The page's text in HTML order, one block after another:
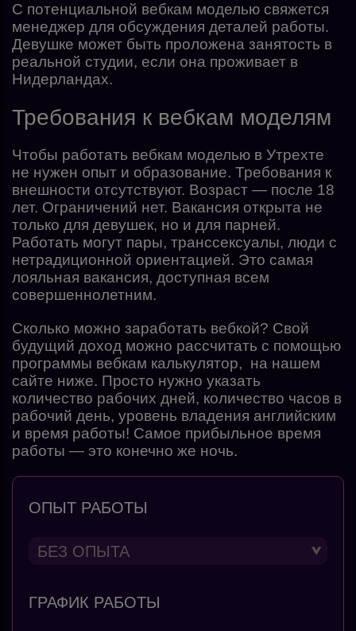
С потенциальной вебкам моделью свяжется
менеджер для обсуждения деталей работы.
Девушке может быть проложена занятость в
реальной студии, если она проживает в
Нидерландах.
Требования к вебкам моделям
Чтобы работать вебкам моделью в Утрехте
не нужен опыт и образование. Требования к
внешности отсутствуют. Возраст — после 18
лет. Ограничений нет. Вакансия открыта не
только для девушек, но и для парней.
Работать могут пары, транссексуалы, люди с
нетрадиционной ориентацией. Это самая
лояльная вакансия, доступная всем
совершеннолетним.
Сколько можно заработать вебкой? Свой
будущий доход можно рассчитать с помощью
программы вебкам калькулятор, на нашем
сайте ниже. Просто нужно указать
количество рабочих дней, количество часов в
рабочий день, уровень владения английским
и время работы! Самое прибыльное время
работы — это конечно же ночь.
ОПЫТ РАБОТЫ
ГРАФИК РАБОТЫ